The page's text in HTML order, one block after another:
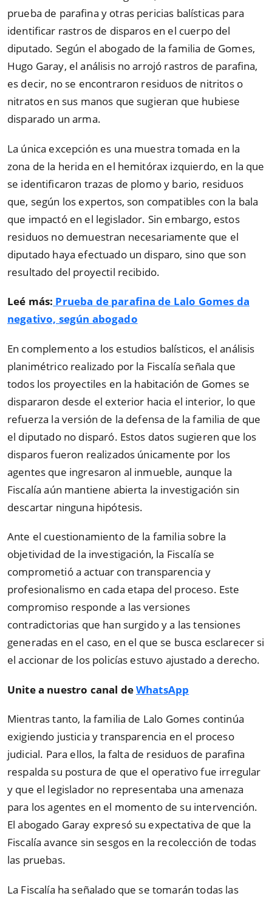
prueba de parafina y otras pericias balísticas para
identificar rastros de disparos en el cuerpo del
diputado. Según el abogado de la familia de Gomes,
Hugo Garay, el análisis no arrojó rastros de parafina,
es decir, no se encontraron residuos de nitritos o
nitratos en sus manos que sugieran que hubiese
disparado un arma.
La única excepción es una muestra tomada en la
zona de la herida en el hemitórax izquierdo, en la que
se identificaron trazas de plomo y bario, residuos
que, según los expertos, son compatibles con la bala
que impactó en el legislador. Sin embargo, estos
residuos no demuestran necesariamente que el
diputado haya efectuado un disparo, sino que son
resultado del proyectil recibido.
Leé más: Prueba de parafina de Lalo Gomes da
negativo, según abogado
En complemento a los estudios balísticos, el análisis
planimétrico realizado por la Fiscalía señala que
todos los proyectiles en la habitación de Gomes se
dispararon desde el exterior hacia el interior, lo que
refuerza la versión de la defensa de la familia de que
el diputado no disparó. Estos datos sugieren que los
disparos fueron realizados únicamente por los
agentes que ingresaron al inmueble, aunque la
Fiscalía aún mantiene abierta la investigación sin
descartar ninguna hipótesis.
Ante el cuestionamiento de la familia sobre la
objetividad de la investigación, la Fiscalía se
comprometió a actuar con transparencia y
profesionalismo en cada etapa del proceso. Este
compromiso responde a las versiones
contradictorias que han surgido y a las tensiones
generadas en el caso, en el que se busca esclarecer si
el accionar de los policías estuvo ajustado a derecho.
Unite a nuestro canal deWhatsApp
Mientras tanto, la familia de Lalo Gomes continúa
exigiendo justicia y transparencia en el proceso
judicial. Para ellos, la falta de residuos de parafina
respalda su postura de que el operativo fue irregular
y que el legislador no representaba una amenaza
para los agentes en el momento de su intervención.
El abogado Garay expresó su expectativa de que la
Fiscalía avance sin sesgos en la recolección de todas
las pruebas.
La Fiscalía ha señalado que se tomarán todas las